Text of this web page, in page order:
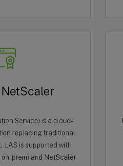
Service) is a cloud-
replacing traditional
LAS is supported with
prem) and NetScaler